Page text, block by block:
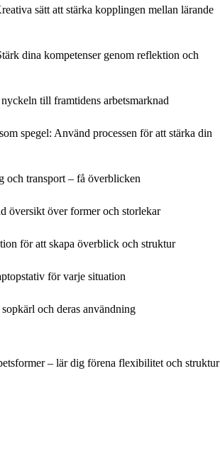
sätt att stärka kopplingen mellan lärande
dina kompetenser genom reflektion och
till framtidens arbetsmarknad
spegel: Använd processen för att stärka din
och transport – få överblicken
översikt över former och storlekar
för att skapa överblick och struktur
för varje situation
och deras användning
– lär dig förena flexibilitet och struktur